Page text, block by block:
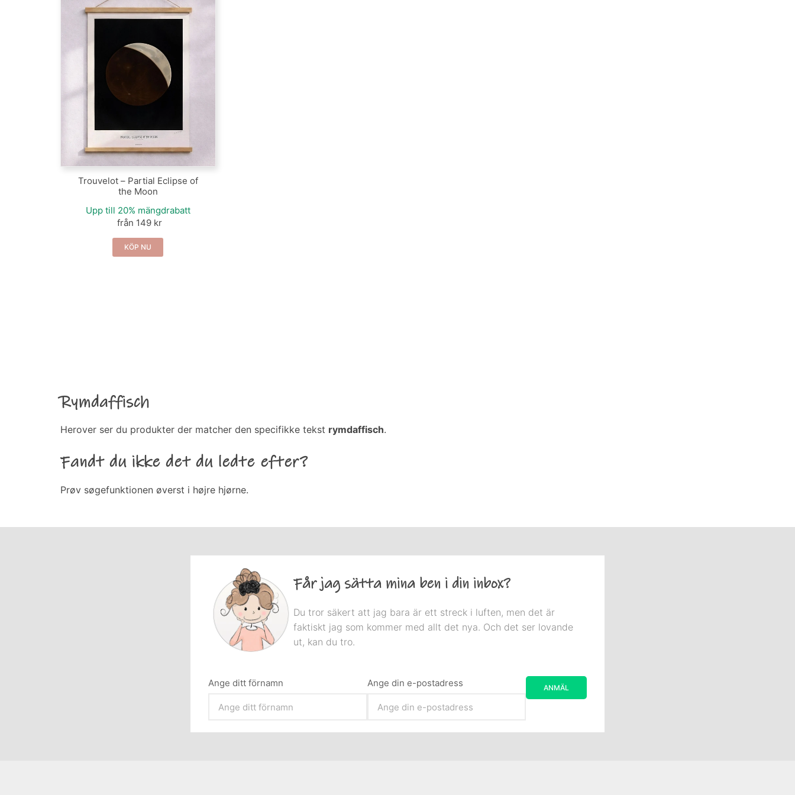
Trouvelot – Partial Eclipse of
the Moon
Upp till 20% mängdrabatt
från 149 kr
KÖP NU
Rymdaffisch
Herover ser du produkter der matcher den specifikke tekst rymdaffisch.
Fandt du ikke det du ledte efter?
Prøv søgefunktionen øverst i højre hjørne.
Får jag sätta mina ben i din inbox?
Du tror säkert att jag bara är ett streck i luften, men det är
faktiskt jag som kommer med allt det nya. Och det ser lovande
ut, kan du tro.
Ange ditt förnamn Ange din e-postadress